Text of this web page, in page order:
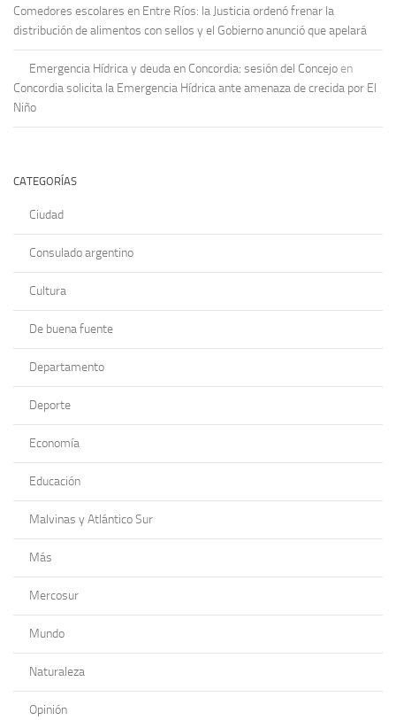
Comedores escolares en Entre Ríos: la Justicia ordenó frenar la
distribución de alimentos con sellos y el Gobierno anunció que apelará
Emergencia Hídrica y deuda en Concordia: sesión del Concejo en
Concordia solicita la Emergencia Hídrica ante amenaza de crecida por El
Niño
CATEGORÍAS
Ciudad
Consulado argentino
Cultura
De buena fuente
Departamento
Deporte
Economía
Educación
Malvinas y Atlántico Sur
Más
Mercosur
Mundo
Naturaleza
Opinión